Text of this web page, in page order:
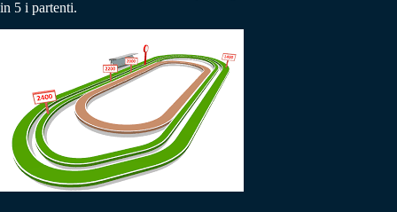
in 5 i partenti.